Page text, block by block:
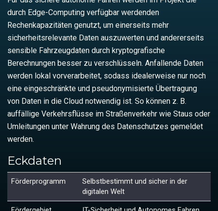
durch Edge-Computing verfügbar werdenden
Rechenkapazitäten genutzt, um einerseits mehr
sicherheitsrelevante Daten auszuwerten und andererseits
sensible Fahrzeugdaten durch kryptografische
Berechnungen besser zu verschlüsseln. Anfallende Daten
werden lokal vorverarbeitet, sodass idealerweise nur noch
eine eingeschränkte und pseudonymisierte Übertragung
von Daten in die Cloud notwendig ist. So können z. B.
auffällige Verkehrsflüsse im Straßenverkehr wie Staus oder
Umleitungen unter Wahrung des Datenschutzes gemeldet
werden.
Eckdaten
Förderprogramm
Selbstbestimmt und sicher in der
digitalen Welt